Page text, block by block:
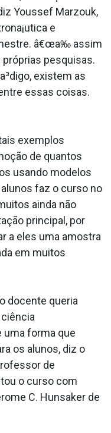
Youssef Marzouk,
e
â€œa‰ assim
próprias pesquisas.
existem as
essas coisas.
exemplos
de quantos
usando modelos
faz o curso no
ainda não
principal, por
a eles uma amostra
em muitos
docente queria
uma forma que
os alunos, diz o
de
o curso com
C. Hunsaker de